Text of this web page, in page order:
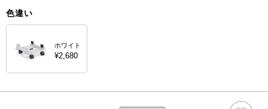
色違い
ホワイト
¥2,680